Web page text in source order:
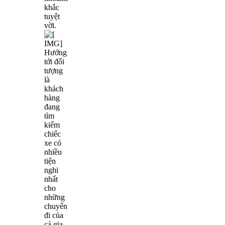
khắc
tuyệt
vời.
Hướng
tới đối
tượng
là
khách
hàng
đang
tìm
kiếm
chiếc
xe có
nhiều
tiện
nghi
nhất
cho
những
chuyến
đi của